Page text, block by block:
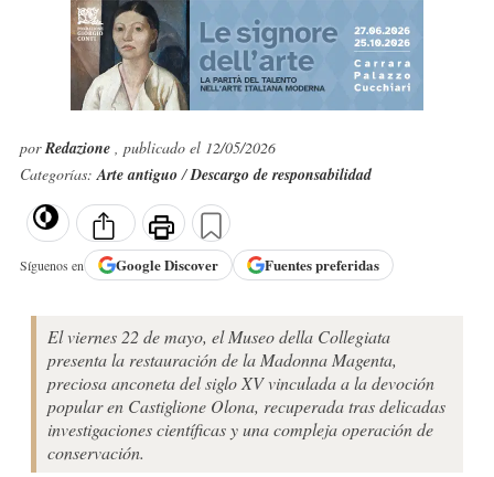
porRedazione , publicado el 12/05/2026
Categorías:Arte antiguo/Descargo de responsabilidad
Síguenos en GoogleDiscover Fuentes preferidas
El viernes 22 de mayo, el Museo della Collegiata
presenta la restauración de la Madonna Magenta,
preciosa anconeta del siglo XV vinculada a la devoción
popular en Castiglione Olona, recuperada tras delicadas
investigaciones científicas y una compleja operación de
conservación.